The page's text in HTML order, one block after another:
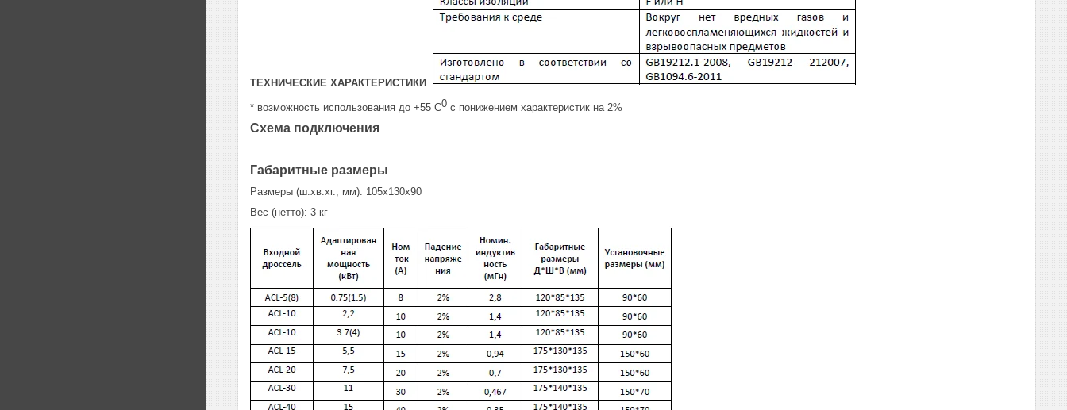
ТЕХНИЧЕСКИЕ ХАРАКТЕРИСТИКИ
* возможность использования до +55 С0 с понижением характеристик на 2%
Схема подключения
Габаритные размеры
Размеры (ш.хв.хг.; мм): 105x130x90
Вес (нетто): 3 кг